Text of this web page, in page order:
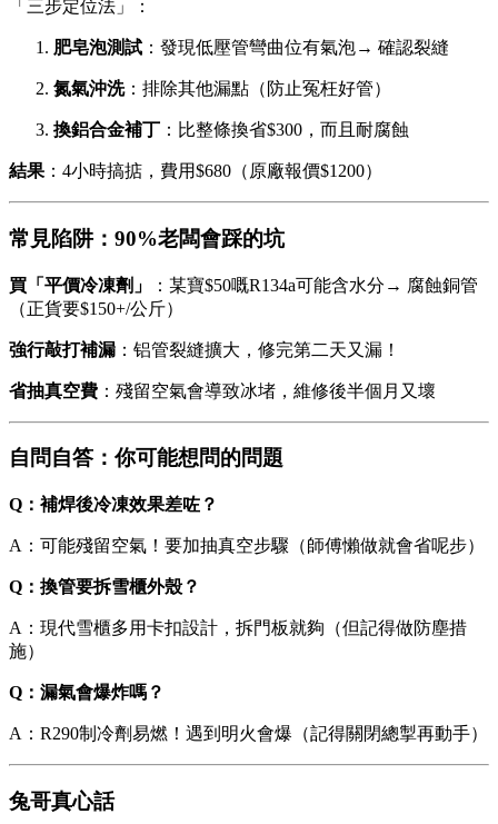
「三步定位法」：
肥皂泡測試 ：發現低壓管彎曲位有氣泡→ 確認裂縫
氮氣沖洗：排除其他漏點（防止冤枉好管）
換鋁合金補丁 ：比整條換省$300，而且耐腐蝕
結果 ：4小時搞掂，費用$680（原廠報價$1200）
常見陷阱：90%老闆會踩的坑
買「平價冷凍劑」
：某寶$50嘅R134a可能含水分→ 腐蝕銅管
（正貨要$150+/公斤）
強行敲打補漏 ：铝管裂縫擴大，修完第二天又漏！
省抽真空費 ：殘留空氣會導致冰堵，維修後半個月又壞
自問自答：你可能想問的問題
Q：補焊後冷凍效果差咗？
A：可能殘留空氣！要加抽真空步驟（師傅懶做就會省呢步）
Q：換管要拆雪櫃外殼？
A：現代雪櫃多用卡扣設計，拆門板就夠（但記得做防塵措
施）
Q：漏氣會爆炸嗎？
A：R290制冷劑易燃！遇到明火會爆（記得關閉總掣再動手）
兔哥真心話